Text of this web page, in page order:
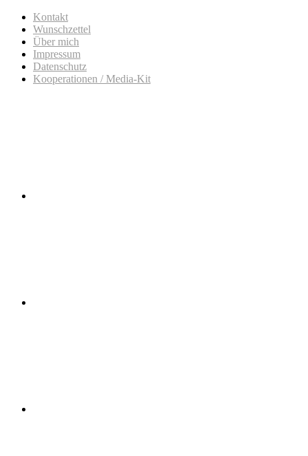
Kontakt
Wunschzettel
Über mich
Impressum
Datenschutz
Kooperationen / Media-Kit